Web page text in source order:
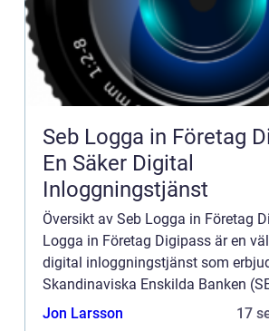
Seb Logga in Företag
En Säker Digital
Inloggningstjänst
Översikt av Seb Logga in Företag
Logga in Företag Digipass är en
digital inloggningstjänst som
Skandinaviska Enskilda Banken
nordisk bank. Denna
Jon Larsson 17